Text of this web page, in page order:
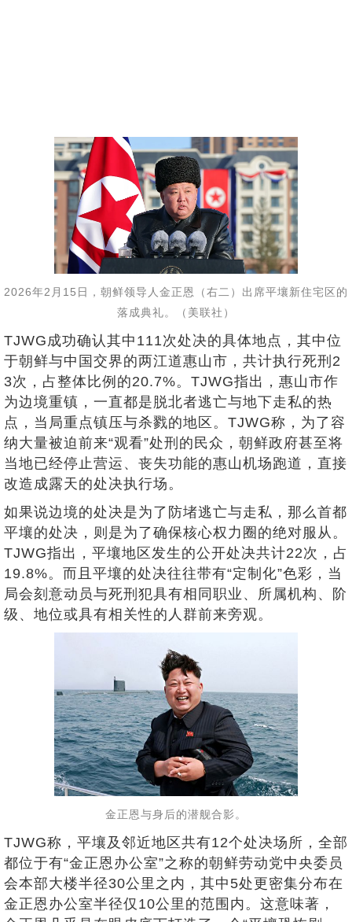
2026年2月15日，朝鲜领导人金正恩（右二）出席平壤新住宅区的
落成典礼。（美联社）
TJWG成功确认其中111次处决的具体地点，其中位
于朝鲜与中国交界的两江道惠山市，共计执行死刑2
3次，占整体比例的20.7%。TJWG指出，惠山市作
为边境重镇，一直都是脱北者逃亡与地下走私的热
点，当局重点镇压与杀戮的地区。TJWG称，为了容
纳大量被迫前来“观看”处刑的民众，朝鲜政府甚至将
当地已经停止营运、丧失功能的惠山机场跑道，直接
改造成露天的处决执行场。
如果说边境的处决是为了防堵逃亡与走私，那么首都
平壤的处决，则是为了确保核心权力圈的绝对服从。
TJWG指出，平壤地区发生的公开处决共计22次，占
19.8%。而且平壤的处决往往带有“定制化”色彩，当
局会刻意动员与死刑犯具有相同职业、所属机构、阶
级、地位或具有相关性的人群前来旁观。
金正恩与身后的潜舰合影。
TJWG称，平壤及邻近地区共有12个处决场所，全部
都位于有“金正恩办公室”之称的朝鲜劳动党中央委员
会本部大楼半径30公里之内，其中5处更密集分布在
金正恩办公室半径仅10公里的范围内。这意味著，